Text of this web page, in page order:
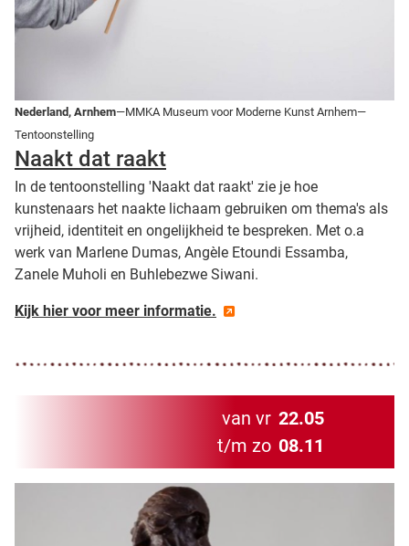
Nederland, Arnhem—MMKA Museum voor Moderne Kunst Arnhem—
Tentoonstelling
Naakt dat raakt
In de tentoonstelling 'Naakt dat raakt' zie je hoe
kunstenaars het naakte lichaam gebruiken om thema's als
vrijheid, identiteit en ongelijkheid te bespreken. Met o.a
werk van Marlene Dumas, Angèle Etoundi Essamba,
Zanele Muholi en Buhlebezwe Siwani.
Kijk hier voor meer informatie.
van vr 22.05
t/m zo 08.11